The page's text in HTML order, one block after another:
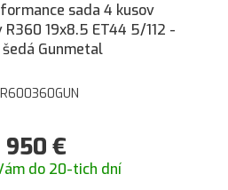
sada 4 kusov
19x8.5 ET44 5/112 -
Gunmetal
950 €
do 20-tich dní